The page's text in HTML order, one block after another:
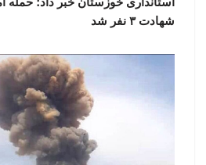
شهادت ۳ نفر شد